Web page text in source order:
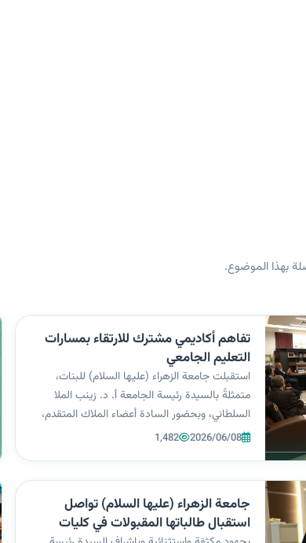
بهذا الموضوع.
تفاهم أكاديمي مشترك للارتقاء بمسارات
التعليم الجامعي
استقبلت جامعة الزهراء (عليها السلام) للبنات،
متمثلةً بالسيدة رئيسة الجامعة أ. د. زينب الملا
السلطاني، وبحضور السادة أعضاء الملاك المتقدم،
وفدًا أكاديمياً من كلية الأسباط الجامعة المستحدثة،
2026/06/08
1,482
جامعة الزهراء (عليها السلام) تواصل
استقبال طالباتها المقبولات في كليات